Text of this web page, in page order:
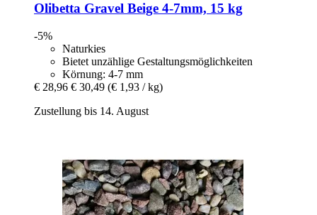
Olibetta Gravel Beige 4-​7mm, 15 kg
-5%
Naturkies
Bietet unzählige Gestaltungsmöglichkeiten
Körnung: 4-7 mm
€ 28,96 € 30,49 (€ 1,93 / kg)
Zustellung bis 14. August